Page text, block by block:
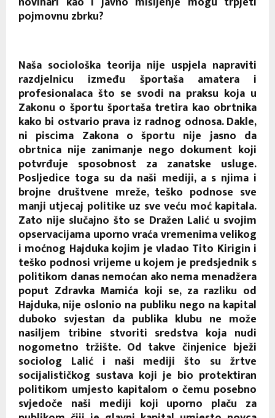
pojmovnu zbrku?
Naša sociološka teorija nije uspjela napraviti
razdjelnicu između športaša amatera i
profesionalaca što se svodi na praksu koja u
Zakonu o športu športaša tretira kao obrtnika
kako bi ostvario prava iz radnog odnosa. Dakle,
ni piscima Zakona o športu nije jasno da
obrtnica nije zanimanje nego dokument koji
potvrđuje sposobnost za zanatske usluge.
Posljedice toga su da naši mediji, a s njima i
brojne društvene mreže, teško podnose sve
manji utjecaj politike uz sve veću moć kapitala.
Zato nije slučajno što se Dražen Lalić u svojim
opservacijama uporno vraća vremenima velikog
i moćnog Hajduka kojim je vladao Tito Kirigin i
teško podnosi vrijeme u kojem je predsjednik s
politikom danas nemoćan ako nema menadžera
poput Zdravka Mamića koji se, za razliku od
Hajduka, nije oslonio na publiku nego na kapital
duboko svjestan da publika klubu ne može
nasiljem tribine stvoriti sredstva koja nudi
nogometno tržište. Od takve činjenice bježi
sociolog Lalić i naši mediji što su žrtve
socijalističkog sustava koji je bio protektiran
politikom umjesto kapitalom o čemu posebno
svjedoče naši mediji koji uporno plaču za